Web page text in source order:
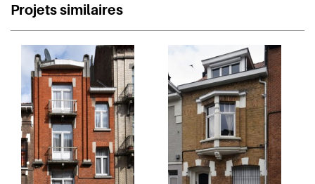
Projets similaires